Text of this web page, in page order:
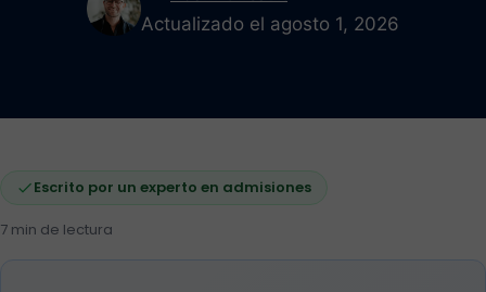
Actualizado el agosto 1, 2026
Escrito por un experto en admisiones
7 min de lectura